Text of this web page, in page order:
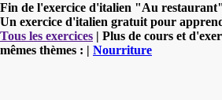
Fin de l'exercice d'italien "Au restaurant"
Un exercice d'italien gratuit pour
Tous les exercices | Plus de cours et
mêmes thèmes : | Nourriture